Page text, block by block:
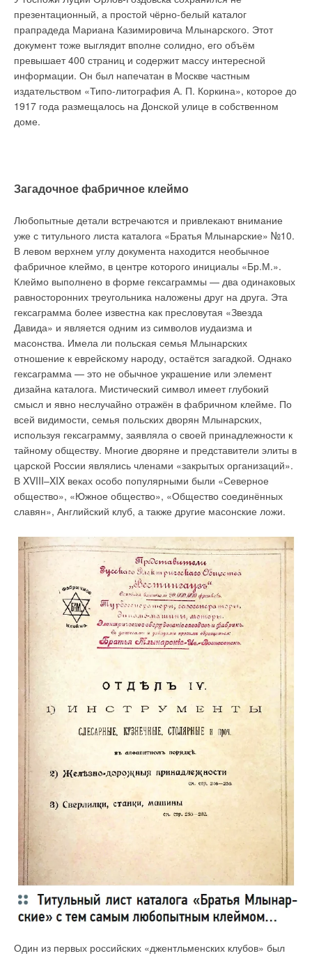
презентационный, а простой чёрно-белый каталог
прапрадеда Мариана Казимировича Млынарского. Этот
документ тоже выглядит вполне солидно, его объём
превышает 400 страниц и содержит массу интересной
информации. Он был напечатан в Москве частным
издательством «Типо-литография А. П. Коркина», которое до
1917 года размещалось на Донской улице в собственном
доме.
Загадочное фабричное клеймо
Любопытные детали встречаются и привлекают внимание
уже с титульного листа каталога «Братья Млынарские» №10.
В левом верхнем углу документа находится необычное
фабричное клеймо, в центре которого инициалы «Бр.М.».
Клеймо выполнено в форме гексаграммы — два одинаковых
равносторонних треугольника наложены друг на друга. Эта
гексаграмма более известна как пресловутая «Звезда
Давида» и является одним из символов иудаизма и
масонства. Имела ли польская семья Млынарских
отношение к еврейскому народу, остаётся загадкой. Однако
гексаграмма — это не обычное украшение или элемент
дизайна каталога. Мистический символ имеет глубокий
смысл и явно неслучайно отражён в фабричном клейме. По
всей видимости, семья польских дворян Млынарских,
используя гексаграмму, заявляла о своей принадлежности к
тайному обществу. Многие дворяне и представители элиты в
царской России являлись членами «закрытых организаций».
В XVIII–XIX веках особо популярными были «Северное
общество», «Южное общество», «Общество соединённых
славян», Английский клуб, а также другие масонские ложи.
Один из первых российских «джентльменских клубов» был
этот показатель составляет от 2 до 5 мкСм/м, для дождевой
воды — 6–30, для речной воды — 20– 80 мкСм/м.
Водоподготовку следует организовать в несколько этапов. На
первом этапе обязательно должна осуществляться очистка
воды от механических примесей. Для этого можно
использовать сорбционные фильтры, дающие высокую
степень очистки. Затем требуется дальнейшая фильтрация.
Коррозионную активность воды можно уменьшить с
фильтров: магнитные, электромагнитные, ультразвуковые и
ионообменные. Последние являются наиболее передовыми
и эффективными. В таких фильтрах жёсткая вода
пропускается через ионообменную смолу. В процессе этого
ионы магния и кальция, вызывающие образование накипи,
заменяются на ионы натрия.
Компания «Бош Термотехника» поставляет в России
широкий ассортимент бытовых отопительных котлов под
брендомBoschи профессиональные системы отопления
под брендом Buderus, полностью адаптированные к
российским условиям эксплуатации. Тщательное
соблюдение требований производителя, особенно к
используемой воде, позволит значительно продлить срок
службы котла, повысить его эффективность и снизить
затраты на обслуживание и ремонт. Сертифицированные
монтажные организации способны предложить клиентам
комплексные решения на основе котловBuderus,
включающие в себя водоподготовительное оборудование.
Читайте по теме:
→
История создания настенных конденсационных газовых
ЖУРНАЛ СОК ЯНВАРЬ 2021
→
История создания настенных газовых котлов. Городской
и природный газ
ЖУРНАЛ СОК ОКТЯБРЬ 2020
→
История создания настенных газовых котлов. Создание
первых проточных газовых нагревателей и котлов
ЖУРНАЛ СОК СЕНТЯБРЬ 2020
→
Новинка 2020: современный настенный котел Buderus
ЖУРНАЛ СОК АПРЕЛЬ 2020
→
plus KB372
ЖУРНАЛ СОК ДЕКАБРЬ 2019
Уведомления отключены
Комментарии
28-11-2025
Каталог компании Млынарских вы можете найти в Ивановской
областной научной библиотеке, в краеведческом отделе
Комментарий полезен?
ДА НЕТ